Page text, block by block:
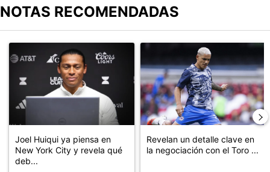
NOTAS RECOMENDADAS
Un artículo de tendencia con el título "Joel Huiqui ya piensa en
Joel Huiqui ya piensa en
New York City y revela qué
deb...
Un artículo de tendencia con
Revelan un detalle clave en
la negociación con el Toro ...